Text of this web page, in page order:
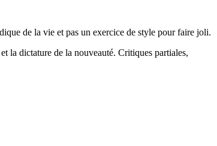
de la vie et pas un exercice de style pour faire joli.
la dictature de la nouveauté. Critiques partiales,